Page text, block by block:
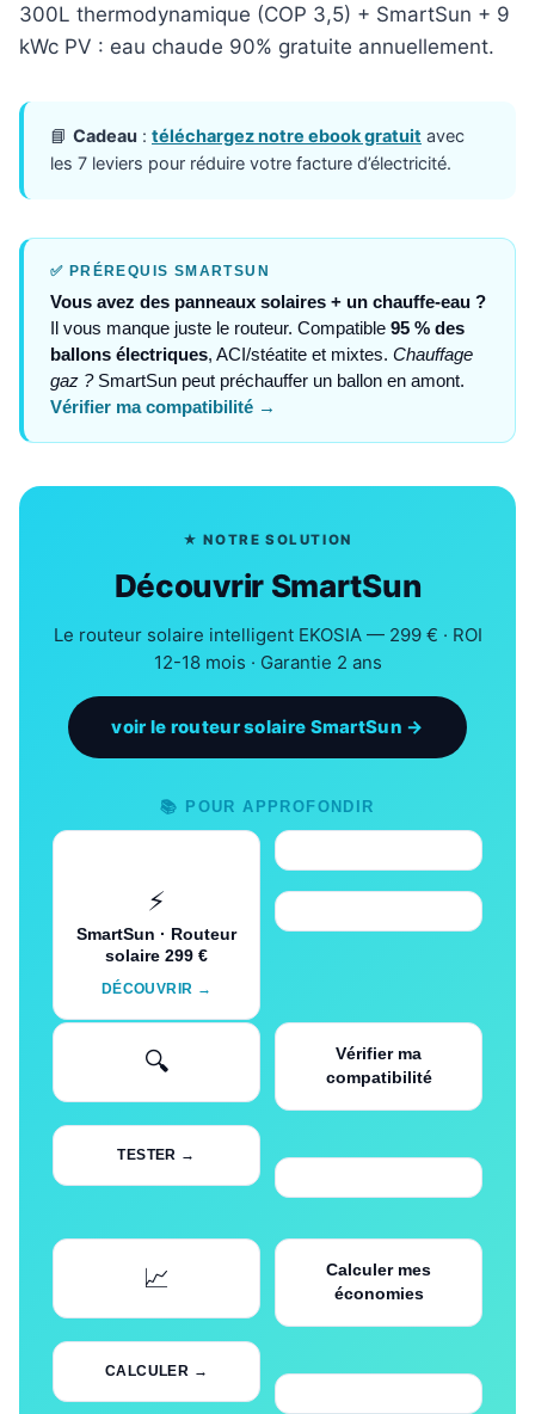
300L thermodynamique (COP 3,5) + SmartSun + 9
kWc PV : eau chaude 90% gratuite annuellement.
📘 Cadeau : téléchargez notre ebook gratuit avec
les 7 leviers pour réduire votre facture d’électricité.
✅ PRÉREQUIS SMARTSUN
Vous avez des panneaux solaires + un chauffe-eau ?
Il vous manque juste le routeur. Compatible 95 % des
ballons électriques, ACI/stéatite et mixtes. Chauffage
gaz ?SmartSun peut préchauffer un ballon en amont.
Vérifier ma compatibilité →
★ NOTRE SOLUTION
Découvrir SmartSun
Le routeur solaire intelligent EKOSIA — 299 € · ROI
12-18 mois · Garantie 2 ans
voir le routeur solaire SmartSun →
📚 POUR APPROFONDIR
⚡
SmartSun · Routeur
solaire 299 €
DÉCOUVRIR →
🔍
Vérifier ma
compatibilité
TESTER →
📈
Calculer mes
économies
CALCULER →